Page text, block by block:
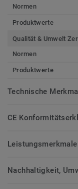
Normen
Produktwerte
Qualität & Umwelt
Normen
Produktwerte
Technische
CE
Leistungsmerkmale
Nachhaltigkeit,